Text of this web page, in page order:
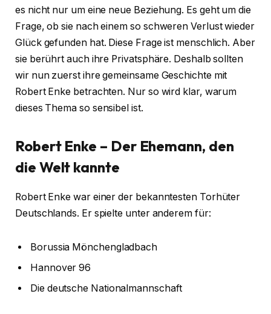
es nicht nur um eine neue Beziehung. Es geht um die
Frage, ob sie nach einem so schweren Verlust wieder
Glück gefunden hat. Diese Frage ist menschlich. Aber
sie berührt auch ihre Privatsphäre. Deshalb sollten
wir nun zuerst ihre gemeinsame Geschichte mit
Robert Enke betrachten. Nur so wird klar, warum
dieses Thema so sensibel ist.
Robert Enke – Der Ehemann, den
die Welt kannte
Robert Enke war einer der bekanntesten Torhüter
Deutschlands. Er spielte unter anderem für:
Borussia Mönchengladbach
Hannover 96
Die deutsche Nationalmannschaft